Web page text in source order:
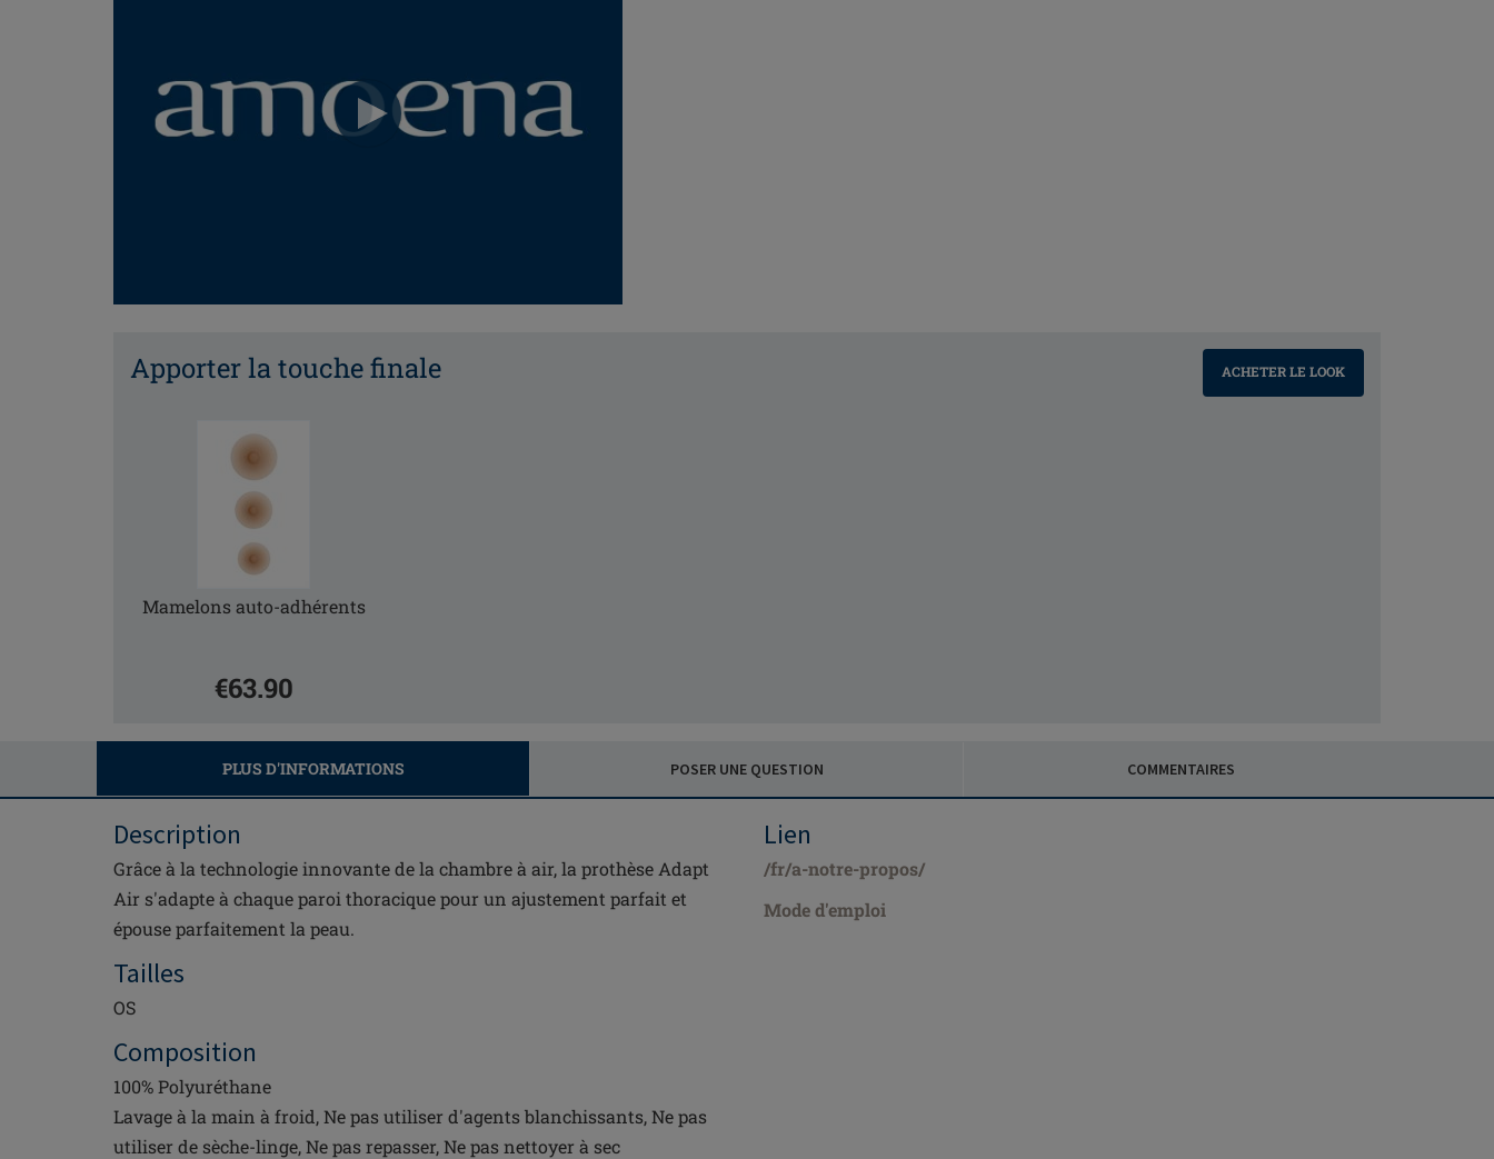
Apporter la touche finale
Mamelons auto-adhérents
€63.90
ACHETER LE LOOK
PLUS D'INFORMATIONS POSER UNE QUESTION COMMENTAIRES
Description
Grâce à la technologie innovante de la chambre à air, la prothèse Adapt
Air s'adapte à chaque paroi thoracique pour un ajustement parfait et
épouse parfaitement la peau.
Tailles
OS
Composition
100% Polyuréthane
Lavage à la main à froid, Ne pas utiliser d'agents blanchissants, Ne pas
utiliser de sèche-linge, Ne pas repasser, Ne pas nettoyer à sec
Lien
/fr/a-notre-propos/
Mode d'emploi